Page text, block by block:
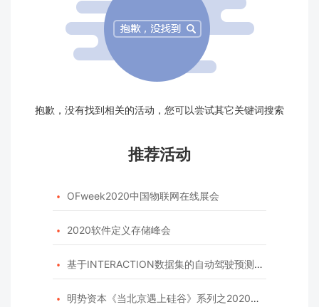
抱歉，没有找到相关的活动，您可以尝试其它关键词搜索
推荐活动
 OFweek2020中国物联网在线展会
 2020软件定义存储峰会
 基于INTERACTION数据集的自动驾驶预测模型挑战赛
 明势资本《当北京遇上硅谷》系列之2020年度开源峰会